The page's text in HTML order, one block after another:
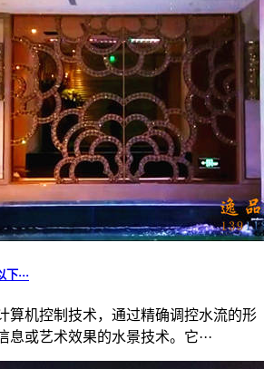
···
算机控制技术，通过精确调控水流的形
或艺术效果的水景技术。它···